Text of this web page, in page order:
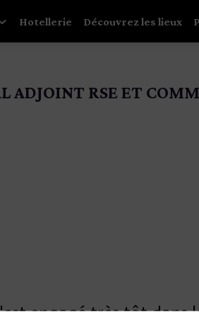
Hotellerie Découvrez les lieux
ADJOINT RSE ET